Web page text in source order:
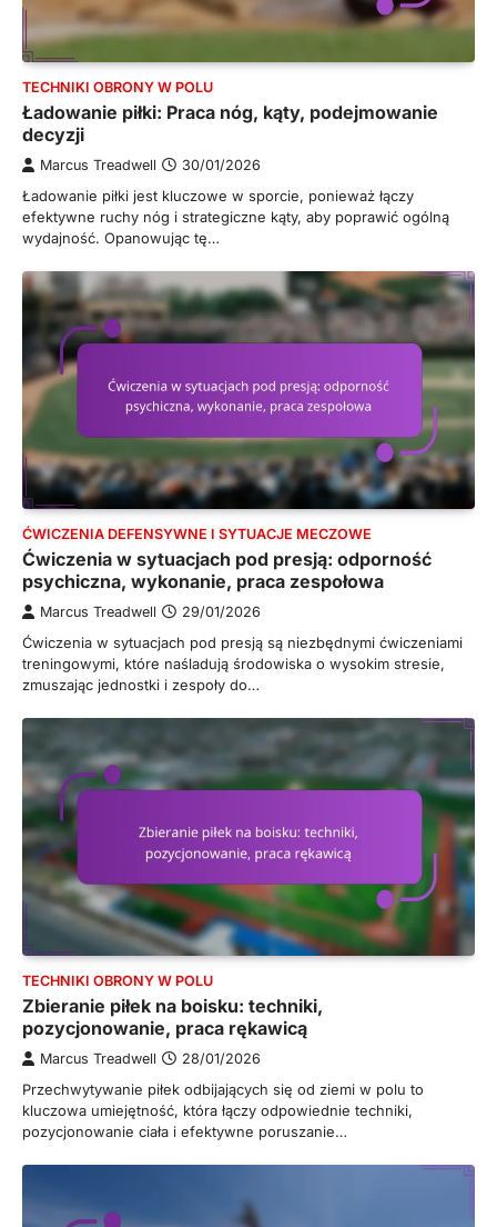
TECHNIKI OBRONY W POLU
Ładowanie piłki: Praca nóg, kąty, podejmowanie
decyzji
Marcus Treadwell 30/01/2026
Ładowanie piłki jest kluczowe w sporcie, ponieważ łączy
efektywne ruchy nóg i strategiczne kąty, aby poprawić ogólną
wydajność. Opanowując tę…
ĆWICZENIA DEFENSYWNE I SYTUACJE MECZOWE
Ćwiczenia w sytuacjach pod presją: odporność
psychiczna, wykonanie, praca zespołowa
Marcus Treadwell 29/01/2026
Ćwiczenia w sytuacjach pod presją są niezbędnymi ćwiczeniami
treningowymi, które naśladują środowiska o wysokim stresie,
zmuszając jednostki i zespoły do…
TECHNIKI OBRONY W POLU
Zbieranie piłek na boisku: techniki,
pozycjonowanie, praca rękawicą
Marcus Treadwell 28/01/2026
Przechwytywanie piłek odbijających się od ziemi w polu to
kluczowa umiejętność, która łączy odpowiednie techniki,
pozycjonowanie ciała i efektywne poruszanie…